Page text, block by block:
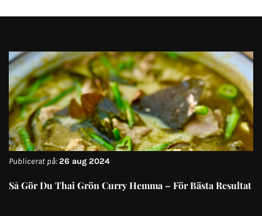
Publicerat på:26 aug 2024
Så Gör Du Thai Grön Curry Hemma – För Bästa Resultat